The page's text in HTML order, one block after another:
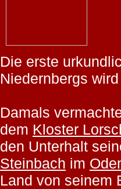
Die erste
Niedernbergs
Damals
dem Kloster
den Unterhalt
Steinbach im
Land von seinem